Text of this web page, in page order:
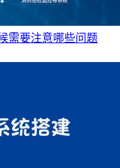
需要注意哪些问题